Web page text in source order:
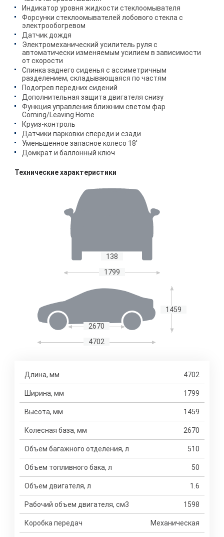
Индикатор уровня жидкости стеклоомывателя
Форсунки стеклоомывателей лобового стекла с
электрообогревом
Датчик дождя
Электромеханический усилитель руля с
автоматически изменяемым усилием в зависимости
от скорости
Спинка заднего сиденья с ассиметричным
разделением, складывающаяся по частям
Подогрев передних сидений
Дополнительная защита двигателя снизу
Функция управления ближним светом фар
Coming/Leaving Home
Круиз-контроль
Датчики парковки спереди и сзади
Уменьшенное запасное колесо 18'
Домкрат и баллонный ключ
Технические характеристики
138
1799
2670
1459
4702
Длина, мм 4702
Ширина, мм 1799
Высота, мм 1459
Колесная база, мм 2670
Объем багажного отделения, л 510
Объем топливного бака, л 50
Объем двигателя, л 1.6
Рабочий объем двигателя, см3 1598
Коробка передач Механическая